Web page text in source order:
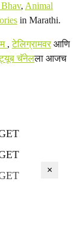
, Animal
in Marathi.
,टेलिग्रामवरआणि
चॅनेलला आजच
×